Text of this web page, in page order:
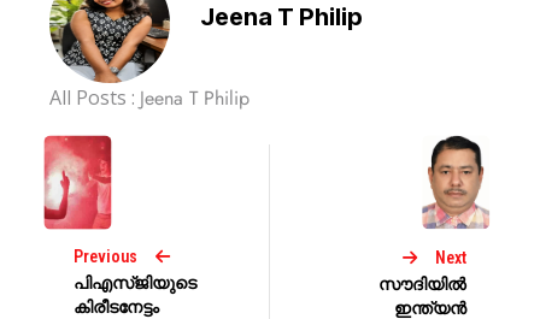
Jeena T Philip
All Posts : Jeena T Philip
Previous
പിഎസ്‌ജിയുടെ
കിരീടനേട്ടം
Next
സൗദിയിൽ
ഇന്ത്യൻ